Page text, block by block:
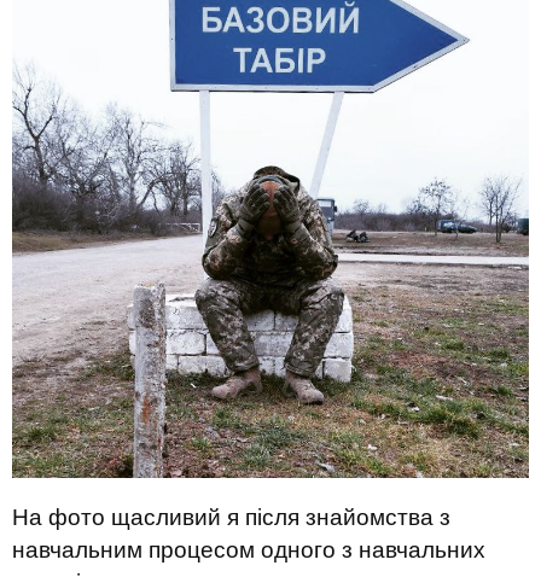
На фото щасливий я після знайомства з
навчальним процесом одного з навчальних